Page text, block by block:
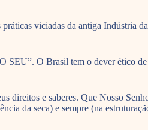
viciadas da antiga Indústria
O Brasil tem o dever ético de
e saberes. Que Nosso
da seca) e sempre (na